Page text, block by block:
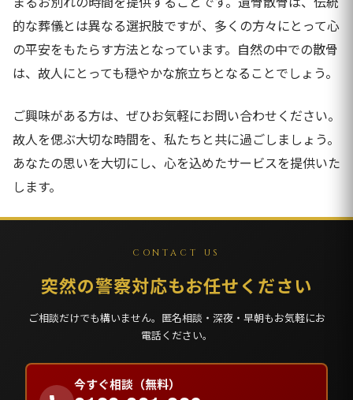
的な葬儀とは異なる選択肢ですが、多くの方々にとって心
の平安をもたらす方法となっています。自然の中での散骨
は、故人にとっても穏やかな旅立ちとなることでしょう。
ご興味がある方は、ぜひお気軽にお問い合わせください。
故人を偲ぶ大切な時間を、私たちと共に過ごしましょう。
あなたの思いを大切にし、心を込めたサービスを提供いた
します。
CONTACT US
突然の警察対応もお任せください
ご相談だけでも構いません。匿名相談・深夜・早朝もお気軽にお
電話ください。
今すぐ相談（無料）